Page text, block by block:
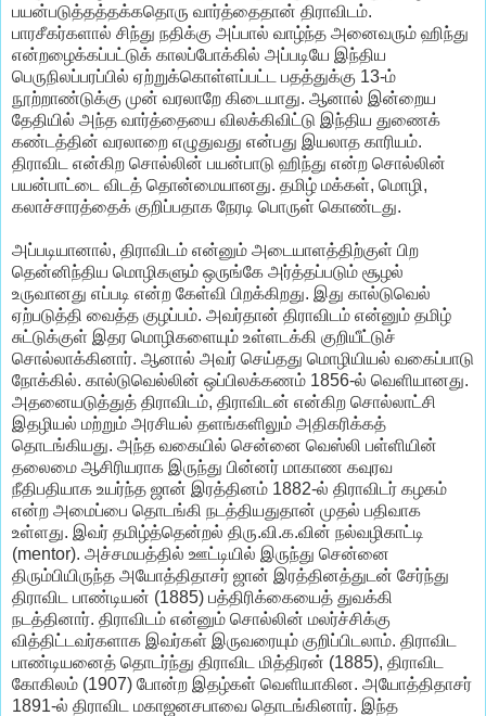
பயன்படுத்தத்தக்கதொரு வார்த்தைதான் திராவிடம்.
பாரசீகர்களால் சிந்து நதிக்கு அப்பால் வாழ்ந்த அனைவரும் ஹிந்து
என்றழைக்கப்பட்டுக் காலப்போக்கில் அப்படியே இந்திய
பெருநிலப்பரப்பில் ஏற்றுக்கொள்ளப்பட்ட பதத்துக்கு 13-ம்
நூற்றாண்டுக்கு முன் வரலாறே கிடையாது. ஆனால் இன்றைய
தேதியில் அந்த வார்த்தையை விலக்கிவிட்டு இந்திய துணைக்
கண்டத்தின் வரலாறை எழுதுவது என்பது இயலாத காரியம்.
திராவிட என்கிற சொல்லின் பயன்பாடு ஹிந்து என்ற சொல்லின்
பயன்பாட்டை விடத் தொன்மையானது. தமிழ் மக்கள், மொழி,
கலாச்சாரத்தைக் குறிப்பதாக நேரடி பொருள் கொண்டது.
அப்படியானால், திராவிடம் என்னும் அடையாளத்திற்குள் பிற
தென்னிந்திய மொழிகளும் ஒருங்கே அர்த்தப்படும் சூழல்
உருவானது எப்படி என்ற கேள்வி பிறக்கிறது. இது கால்டுவெல்
ஏற்படுத்தி வைத்த குழப்பம். அவர்தான் திராவிடம் என்னும் தமிழ்
சுட்டுக்குள் இதர மொழிகளையும் உள்ளடக்கி குறியீட்டுச்
சொல்லாக்கினார். ஆனால் அவர் செய்தது மொழியியல் வகைப்பாடு
நோக்கில். கால்டுவெல்லின் ஒப்பிலக்கணம் 1856-ல் வெளியானது.
அதனையடுத்துத் திராவிடம், திராவிடன் என்கிற சொல்லாட்சி
இதழியல் மற்றும் அரசியல் தளங்களிலும் அதிகரிக்கத்
தொடங்கியது. அந்த வகையில் சென்னை வெஸ்லி பள்ளியின்
தலைமை ஆசிரியராக இருந்து பின்னர் மாகாண கவுரவ
நீதிபதியாக உயர்ந்த ஜான் இரத்தினம் 1882-ல் திராவிடர் கழகம்
என்ற அமைப்பை தொடங்கி நடத்தியதுதான் முதல் பதிவாக
உள்ளது. இவர் தமிழ்த்தென்றல் திரு.வி.க.வின் நல்வழிகாட்டி
(mentor). அச்சமயத்தில் ஊட்டியில் இருந்து சென்னை
திரும்பியிருந்த அயோத்திதாசர் ஜான் இரத்தினத்துடன் சேர்ந்து
திராவிட பாண்டியன் (1885) பத்திரிக்கையைத் துவக்கி
நடத்தினார். திராவிடம் என்னும் சொல்லின் மலர்ச்சிக்கு
வித்திட்டவர்களாக இவர்கள் இருவரையும் குறிப்பிடலாம். திராவிட
பாண்டியனைத் தொடர்ந்து திராவிட மித்திரன் (1885), திராவிட
கோகிலம் (1907) போன்ற இதழ்கள் வெளியாகின. அயோத்திதாசர்
1891-ல் திராவிட மகாஜனசபாவை தொடங்கினார். இந்த